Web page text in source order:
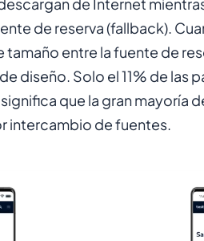
de Internet
de reserva (fallback).
entre la fuente de
diseño. Solo el 11% de las
que la gran mayoría
intercambio de fuentes.